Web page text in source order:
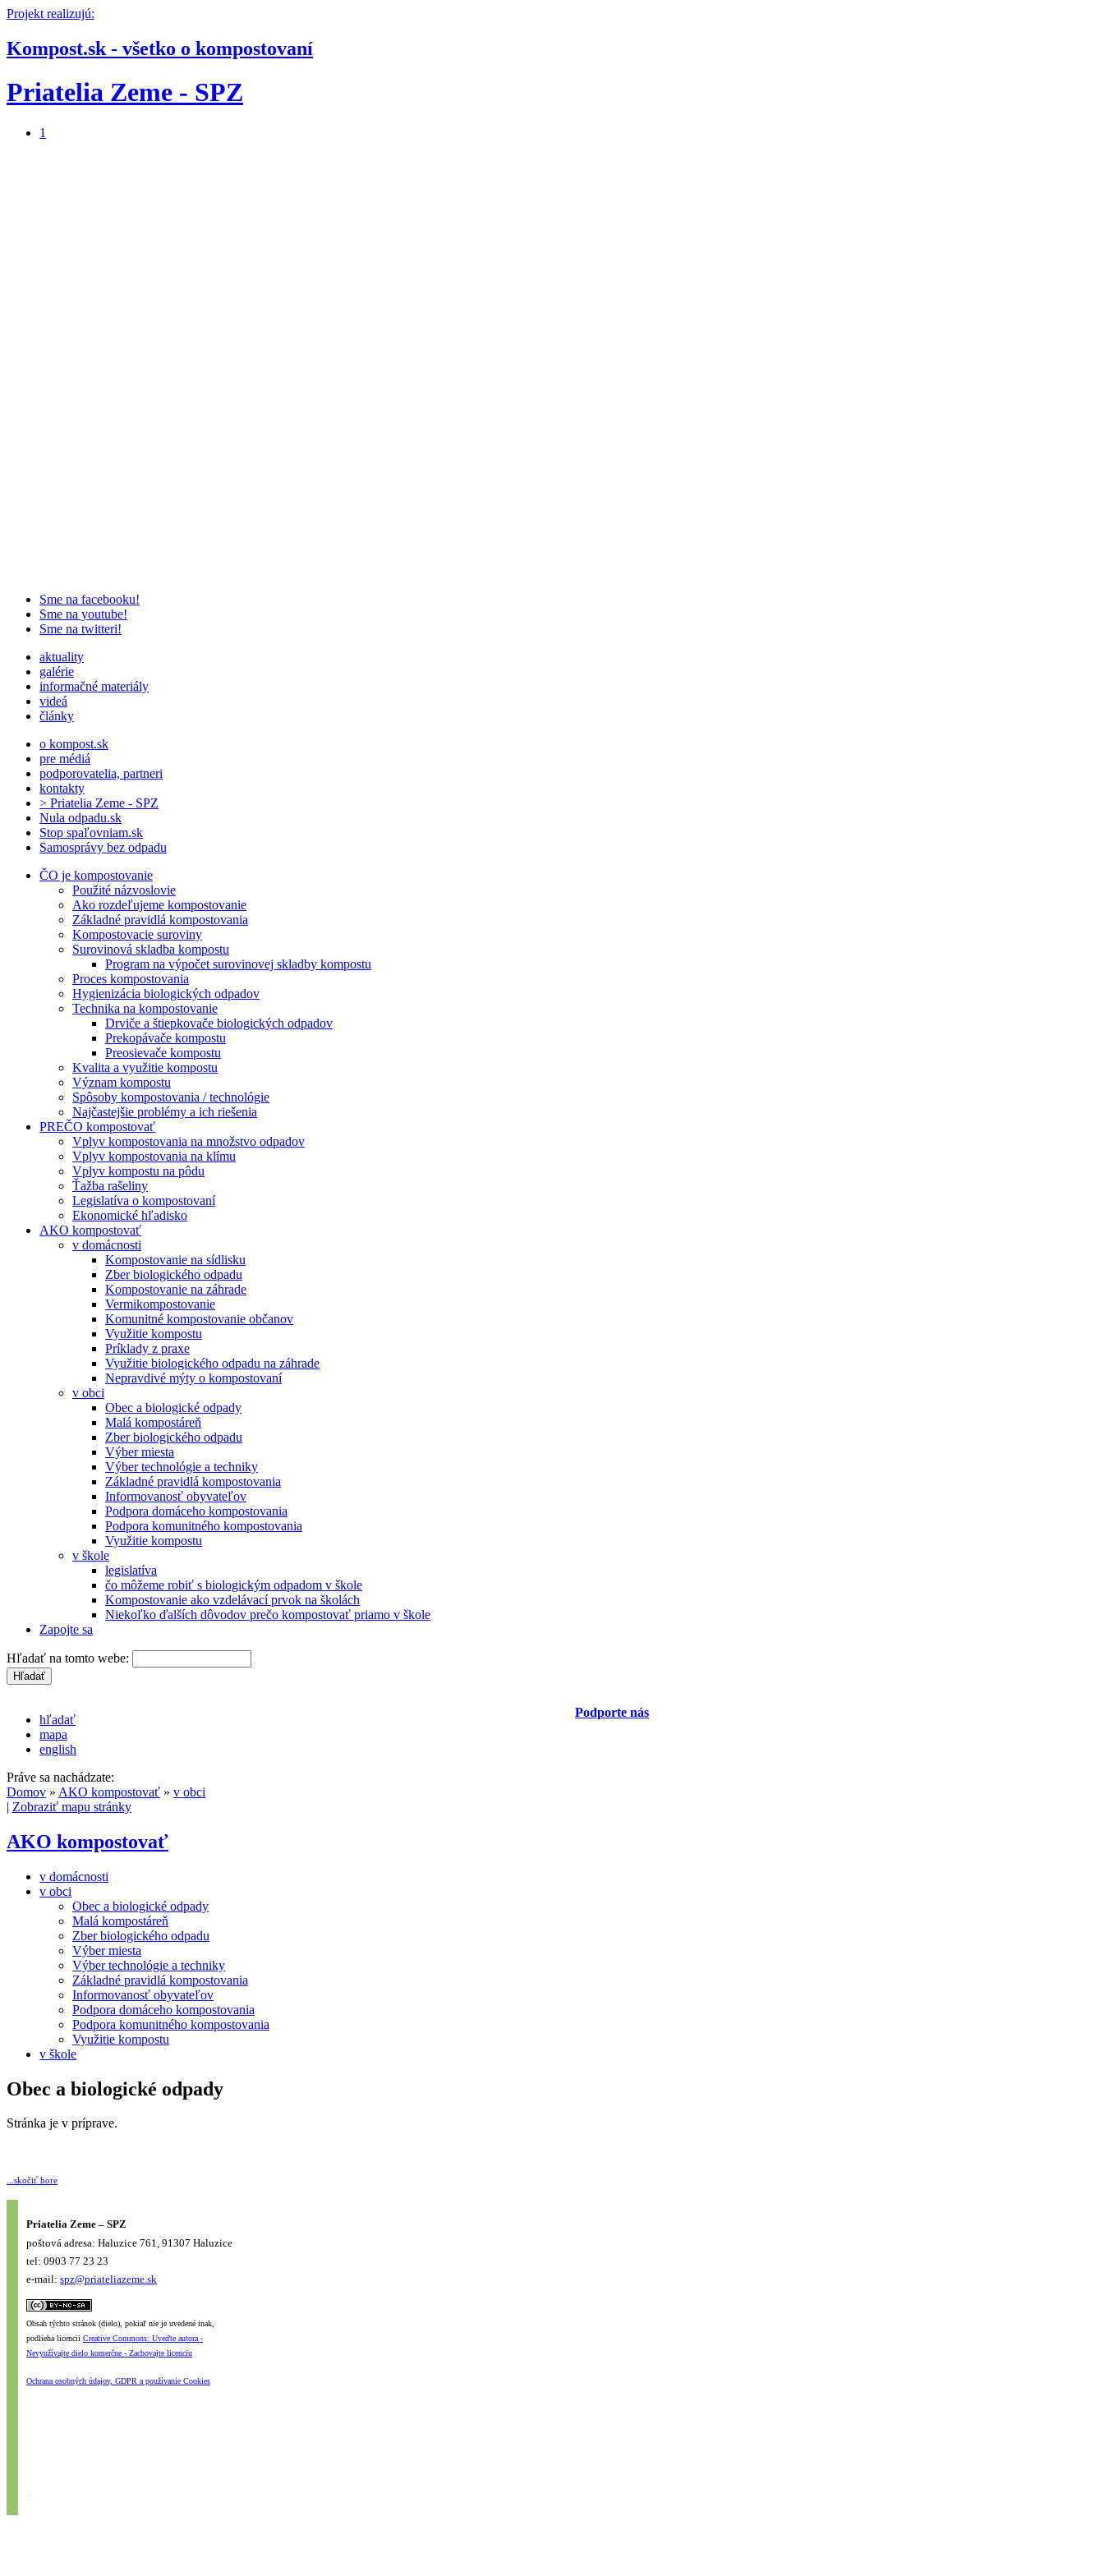
Projekt realizujú:
Kompost.sk - všetko o kompostovaní
Priatelia Zeme - SPZ
1
Sme na facebooku!
Sme na youtube!
Sme na twitteri!
aktuality
galérie
informačné materiály
videá
články
o kompost.sk
pre médiá
podporovatelia, partneri
kontakty
> Priatelia Zeme - SPZ
Nula odpadu.sk
Stop spaľovniam.sk
Samosprávy bez odpadu
ČO je kompostovanie
Použité názvoslovie
Ako rozdeľujeme kompostovanie
Základné pravidlá kompostovania
Kompostovacie suroviny
Surovinová skladba kompostu
Program na výpočet surovinovej skladby kompostu
Proces kompostovania
Hygienizácia biologických odpadov
Technika na kompostovanie
Drviče a štiepkovače biologických odpadov
Prekopávače kompostu
Preosievače kompostu
Kvalita a využitie kompostu
Význam kompostu
Spôsoby kompostovania / technológie
Najčastejšie problémy a ich riešenia
PREČO kompostovať
Vplyv kompostovania na množstvo odpadov
Vplyv kompostovania na klímu
Vplyv kompostu na pôdu
Ťažba rašeliny
Legislatíva o kompostovaní
Ekonomické hľadisko
AKO kompostovať
v domácnosti
Kompostovanie na sídlisku
Zber biologického odpadu
Kompostovanie na záhrade
Vermikompostovanie
Komunitné kompostovanie občanov
Využitie kompostu
Príklady z praxe
Využitie biologického odpadu na záhrade
Nepravdivé mýty o kompostovaní
v obci
Obec a biologické odpady
Malá kompostáreň
Zber biologického odpadu
Výber miesta
Výber technológie a techniky
Základné pravidlá kompostovania
Informovanosť obyvateľov
Podpora domáceho kompostovania
Podpora komunitného kompostovania
Využitie kompostu
v škole
legislatíva
čo môžeme robiť s biologickým odpadom v škole
Kompostovanie ako vzdelávací prvok na školách
Niekoľko ďalších dôvodov prečo kompostovať priamo v škole
Zapojte sa
Hľadať na tomto webe:
Podporte nás
hľadať
mapa
english
Práve sa nachádzate:
Domov » AKO kompostovať » v obci
| Zobraziť mapu stránky
AKO kompostovať
v domácnosti
v obci
Obec a biologické odpady
Malá kompostáreň
Zber biologického odpadu
Výber miesta
Výber technológie a techniky
Základné pravidlá kompostovania
Informovanosť obyvateľov
Podpora domáceho kompostovania
Podpora komunitného kompostovania
Využitie kompostu
v škole
Obec a biologické odpady
Stránka je v príprave.
...skočiť hore
Priatelia Zeme – SPZ
poštová adresa: Haluzice 761, 91307 Haluzice
tel: 0903 77 23 23
e-mail: spz@priateliazeme.sk
Obsah týchto stránok (dielo), pokiaľ nie je uvedené inak,
podlieha licencii Creative Commons: Uveďte autora -
Nevyužívajte dielo komerčne - Zachovajte licenciu
Ochrana osobných údajov, GDPR a používanie Cookies